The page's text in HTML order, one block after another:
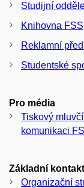
Studijní
Knihovna FSS
Reklamní
Studentské
Pro média
Tiskový
komunikaci
Základní
Organizační